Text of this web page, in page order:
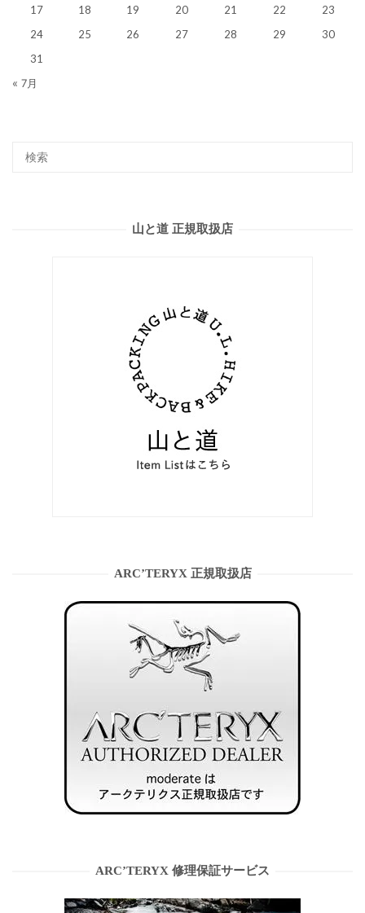
17 18 19 20 21 22
23
24
25 26 27 28 29
30
31
« 7月
山と道 正規取扱店
ARC’TERYX 正規取扱店
ARC’TERYX 修理保証サービス